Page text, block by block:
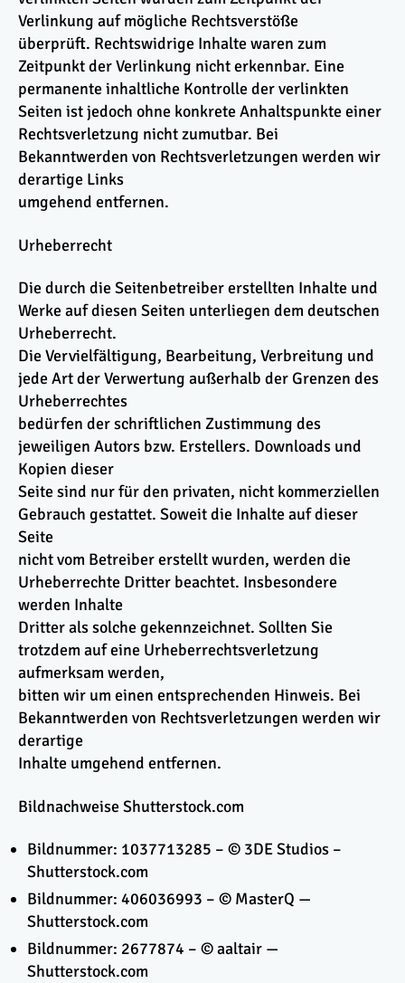
Verlinkung auf mögliche Rechtsverstöße
überprüft. Rechtswidrige Inhalte waren zum
Zeitpunkt der Verlinkung nicht erkennbar. Eine
permanente inhaltliche Kontrolle der verlinkten
Seiten ist jedoch ohne konkrete Anhaltspunkte einer
Rechtsverletzung nicht zumutbar. Bei
Bekanntwerden von Rechtsverletzungen werden wir
derartige Links
umgehend entfernen.
Urheberrecht
Die durch die Seitenbetreiber erstellten Inhalte und
Werke auf diesen Seiten unterliegen dem deutschen
Urheberrecht.
Die Vervielfältigung, Bearbeitung, Verbreitung und
jede Art der Verwertung außerhalb der Grenzen des
Urheberrechtes
bedürfen der schriftlichen Zustimmung des
jeweiligen Autors bzw. Erstellers. Downloads und
Kopien dieser
Seite sind nur für den privaten, nicht kommerziellen
Gebrauch gestattet. Soweit die Inhalte auf dieser
Seite
nicht vom Betreiber erstellt wurden, werden die
Urheberrechte Dritter beachtet. Insbesondere
werden Inhalte
Dritter als solche gekennzeichnet. Sollten Sie
trotzdem auf eine Urheberrechtsverletzung
aufmerksam werden,
bitten wir um einen entsprechenden Hinweis. Bei
Bekanntwerden von Rechtsverletzungen werden wir
derartige
Inhalte umgehend entfernen.
Bildnachweise Shutterstock.com
Bildnummer: 1037713285 – © 3DE Studios –
Shutterstock.com
Bildnummer: 406036993 – © MasterQ —
Shutterstock.com
Bildnummer: 2677874 – © aaltair —
Shutterstock.com